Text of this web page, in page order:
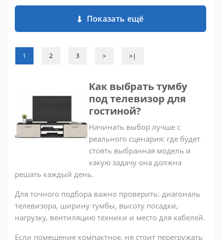
Показать ещё
1 2 3 > >|
Как выбрать тумбу
под телевизор для
гостиной?
Начинать выбор лучше с
реального сценария: где будет
стоять выбранная модель и
какую задачу она должна
решать каждый день.
Для точного подбора важно проверить: диагональ
телевизора, ширину тумбы, высоту посадки,
нагрузку, вентиляцию техники и место для кабелей.
Если помещение компактное, не стоит перегружать